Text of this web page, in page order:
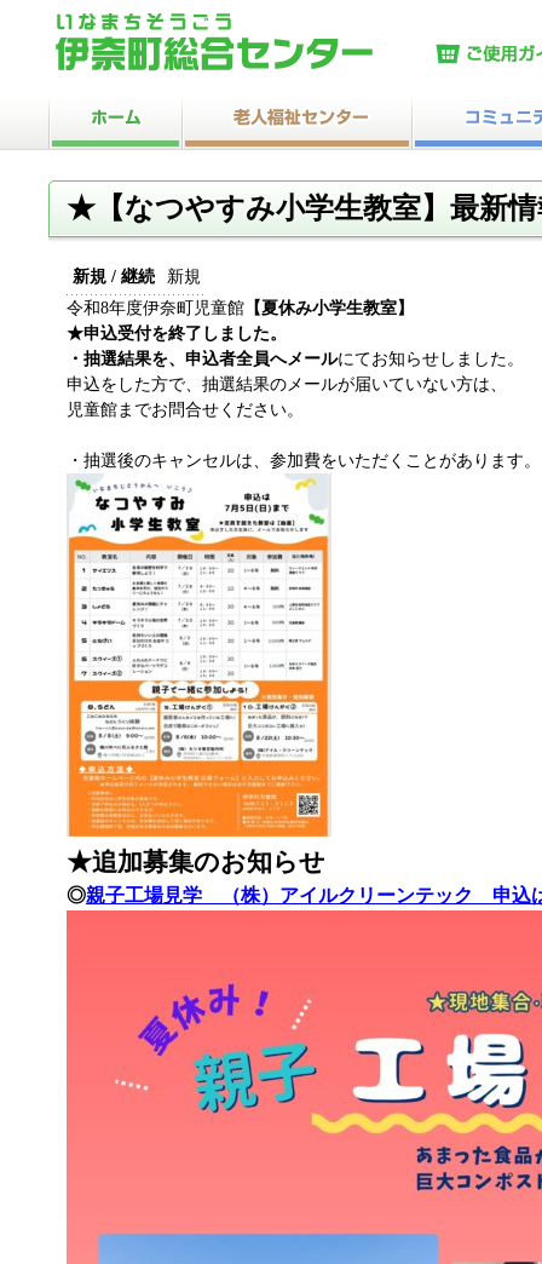
★【なつやすみ小学生教室】最新情
新規 / 継続
新規
令和8年度伊奈町児童館 【夏休み小学生教室】
★申込受付を終了しました。
・抽選結果を、申込者全員へメールにてお知らせしました。
申込をした方で、抽選結果のメールが届いていない方は、
児童館までお問合せください。
・抽選後のキャンセルは、参加費をいただくことがあります。
★追加募集のお知らせ
◎親子工場見学 （株）アイルクリーンテック 申込